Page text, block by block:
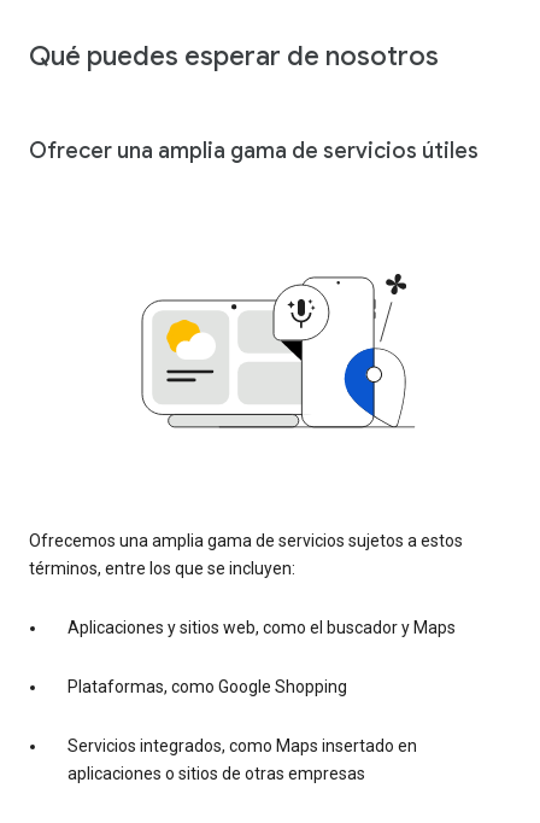
Qué puedes esperar de nosotros
Ofrecer una amplia gama de servicios útiles
Ofrecemos una amplia gama de servicios sujetos a estos
términos, entre los que se incluyen:
Aplicaciones y sitios web, como el buscador y Maps
Plataformas, como Google Shopping
Servicios integrados, como Maps insertado en
aplicaciones o sitios de otras empresas